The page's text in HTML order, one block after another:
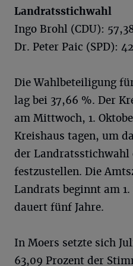
Landratsstichwahl
Ingo Brohl (CDU):
Dr. Peter Paic (SPD):
Die Wahlbeteiligung
lag bei 37,66 %. Der
am Mittwoch, 1.
Kreishaus tagen, um
der
festzustellen. Die
Landrats beginnt am
dauert fünf Jahre.
In Moers setzte sich
63,09 Prozent der